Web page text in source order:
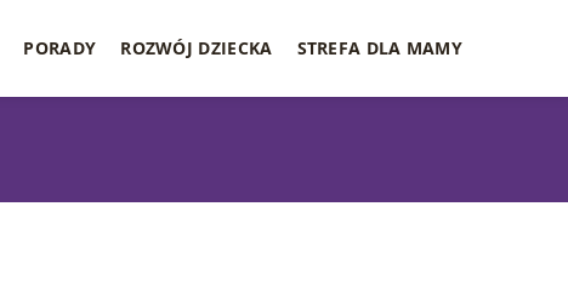
PORADY ROZWÓJ DZIECKA STREFA DLA MAMY